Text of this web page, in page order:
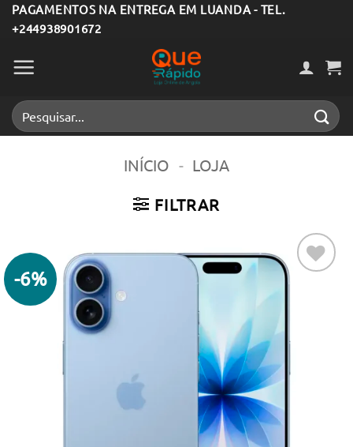
Skip
to
content
PAGAMENTOS NA ENTREGA EM LUANDA - TEL.
+244938901672
Pesquisar
por:
INÍCIO - LOJA
FILTRAR
-6%
Adicionar
desejos